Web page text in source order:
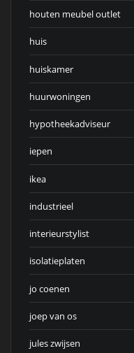
houten meubel outlet
huis
huiskamer
huurwoningen
hypotheekadviseur
iepen
ikea
industrieel
interieurstylist
isolatieplaten
jo coenen
joep van os
jules zwijsen